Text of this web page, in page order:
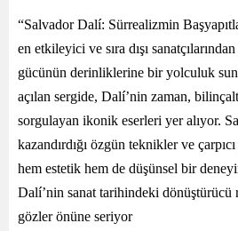
“Salvador Dalí: Sürrealizmin
en etkileyici ve sıra dışı
gücünün derinliklerine bir yolculuk
açılan sergide, Dalí’nin zaman,
sorgulayan ikonik eserleri yer alıyor.
kazandırdığı özgün teknikler ve
hem estetik hem de düşünsel bir
Dalí’nin sanat tarihindeki dönüştürücü
gözler önüne seriyor